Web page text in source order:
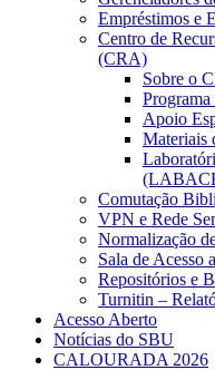
Empréstimos e
Centro de
(CRA)
Sobre o
Apoio
Materiais
Comutação
VPN e Rede
Normalização
Sala de Acesso
Repositórios e
Turnitin –
Acesso Aberto
Notícias do SBU
CALOURADA 2026